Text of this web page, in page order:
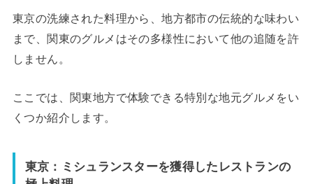
東京の洗練された料理から、地方都市の伝統的な味わい
まで、関東のグルメはその多様性において他の追随を許
しません。
ここでは、関東地方で体験できる特別な地元グルメをい
くつか紹介します。
東京：ミシュランスターを獲得したレストランの